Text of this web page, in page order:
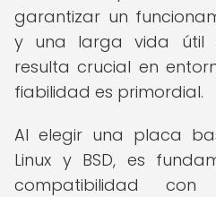
garantizar un
y una larga vida útil
resulta crucial en
fiabilidad es primordial.
Al elegir una placa
Linux y BSD, es
compatibilidad